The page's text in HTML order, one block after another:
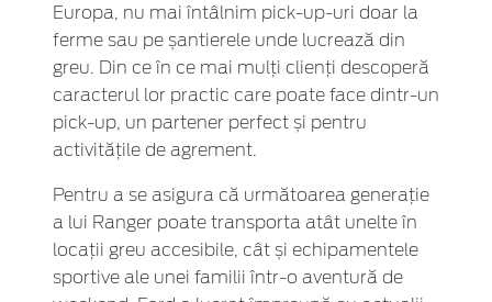
Europa, nu mai întâlnim pick-up-uri doar la
ferme sau pe șantierele unde lucrează din
greu. Din ce în ce mai mulți clienți descoperă
caracterul lor practic care poate face dintr-un
pick-up, un partener perfect și pentru
activitățile de agrement.
Pentru a se asigura că următoarea generație
a lui Ranger poate transporta atât unelte în
locații greu accesibile, cât și echipamentele
sportive ale unei familii într-o aventură de